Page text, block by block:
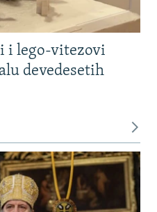
i lego-vitezovi
devedesetih